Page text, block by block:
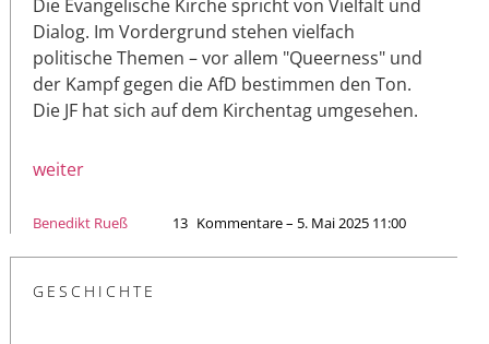
Die Evangelische Kirche spricht von Vielfalt und
Dialog. Im Vordergrund stehen vielfach
politische Themen – vor allem "Queerness" und
der Kampf gegen die AfD bestimmen den Ton.
Die JF hat sich auf dem Kirchentag umgesehen.
weiter
Benedikt Rueß 13 Kommentare – 5. Mai 2025 11:00
GESCHICHTE